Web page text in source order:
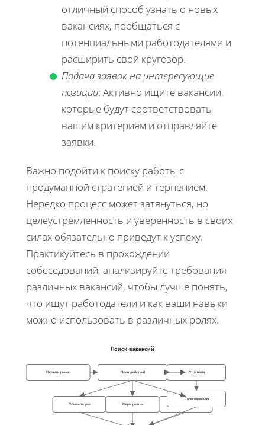
отличный способ узнать о новых
вакансиях, пообщаться с
потенциальными работодателями и
расширить свой кругозор.
Подача заявок на интересующие
позиции: Активно ищите вакансии,
которые будут соответствовать
вашим критериям и отправляйте
заявки.
Важно подойти к поиску работы с
продуманной стратегией и терпением.
Нередко процесс может затянуться, но
целеустремленность и уверенность в своих
силах обязательно приведут к успеху.
Практикуйтесь в прохождении
собеседований, анализируйте требования
различных вакансий, чтобы лучше понять,
что ищут работодатели и как ваши навыки
можно использовать в различных ролях.
Поиск вакансий
Изучить рынок План действий Стратегия
Обновить рез Мероприятия
Собеседования